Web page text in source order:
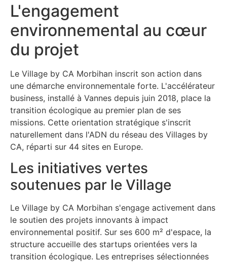
L'engagement
environnemental au cœur
du projet
Le Village by CA Morbihan inscrit son action dans
une démarche environnementale forte. L'accélérateur
business, installé à Vannes depuis juin 2018, place la
transition écologique au premier plan de ses
missions. Cette orientation stratégique s'inscrit
naturellement dans l'ADN du réseau des Villages by
CA, réparti sur 44 sites en Europe.
Les initiatives vertes
soutenues par le Village
Le Village by CA Morbihan s'engage activement dans
le soutien des projets innovants à impact
environnemental positif. Sur ses 600 m² d'espace, la
structure accueille des startups orientées vers la
transition écologique. Les entreprises sélectionnées